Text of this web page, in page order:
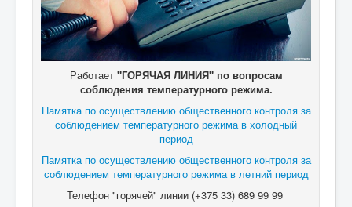
Работает "ГОРЯЧАЯ ЛИНИЯ" по вопросам
соблюдения температурного режима.
Памятка по осуществлению общественного контроля за
соблюдением температурного режима в холодный
период
Памятка по осуществлению общественного контроля за
соблюдением температурного режима в летний период
Телефон "горячей" линии (+375 33) 689 99 99